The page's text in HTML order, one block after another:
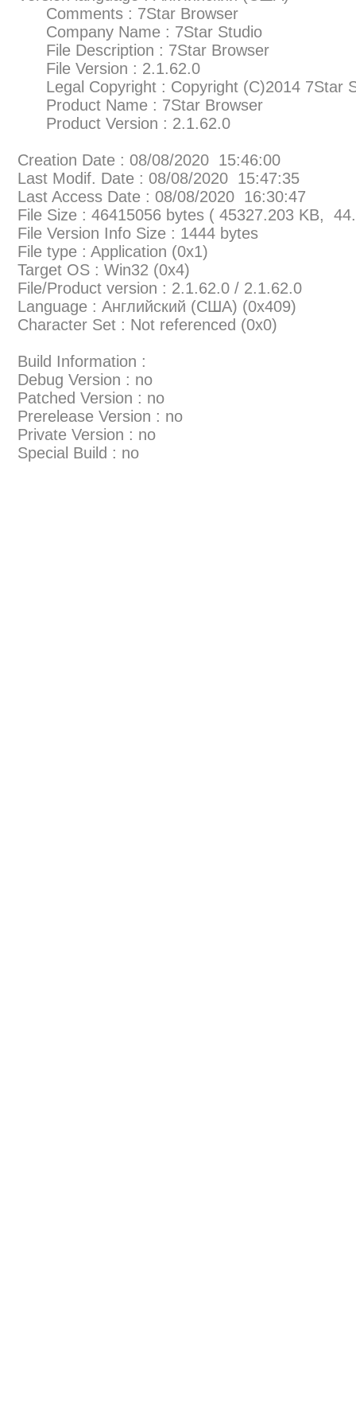
Comments : 7Star Browser
Company Name : 7Star Studio
File Description : 7Star Browser
File Version : 2.1.62.0
Legal Copyright : Copyright (C)2014 7Star
Product Name : 7Star Browser
Product Version : 2.1.62.0
Creation Date : 08/08/2020 15:46:00
Last Modif. Date : 08/08/2020 15:47:35
Last Access Date : 08/08/2020 16:30:47
File Size : 46415056 bytes ( 45327.203 KB,
File Version Info Size : 1444 bytes
File type : Application (0x1)
Target OS : Win32 (0x4)
File/Product version : 2.1.62.0 / 2.1.62.0
Language : Английский (США) (0x409)
Character Set : Not referenced (0x0)
Build Information :
Debug Version : no
Patched Version : no
Prerelease Version : no
Private Version : no
Special Build : no